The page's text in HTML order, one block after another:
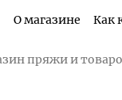
О магазине Как
пряжи и